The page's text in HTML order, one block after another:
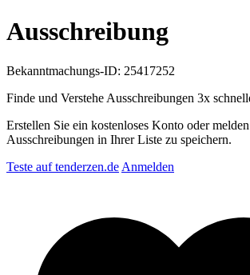
Ausschreibung
Bekanntmachungs-ID: 25417252
Finde und Verstehe Ausschreibungen 3x
Erstellen Sie ein kostenloses Konto oder
Ausschreibungen in Ihrer Liste zu speichern.
Teste auf tenderzen.de Anmelden